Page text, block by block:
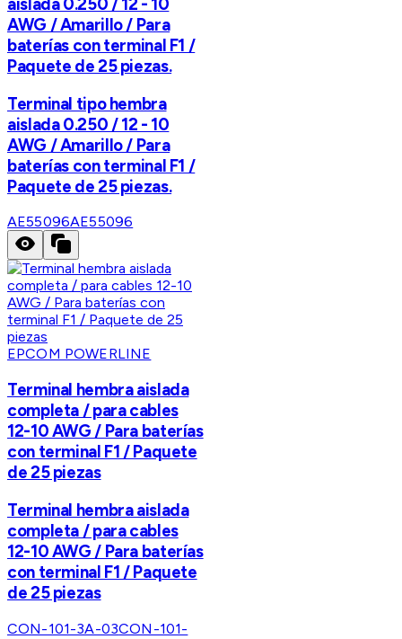
AWG / Amarillo / Para
baterías con terminal F1 /
Paquete de 25 piezas.
Terminal tipo hembra
aislada 0.250 / 12 - 10
AWG / Amarillo / Para
baterías con terminal F1 /
Paquete de 25 piezas.
AE55096AE55096
EPCOM POWERLINE
Terminal hembra aislada
completa / para cables
12-10 AWG / Para baterías
con terminal F1 / Paquete
de 25 piezas
Terminal hembra aislada
completa / para cables
12-10 AWG / Para baterías
con terminal F1 / Paquete
de 25 piezas
CON-101-3A-03CON-101-